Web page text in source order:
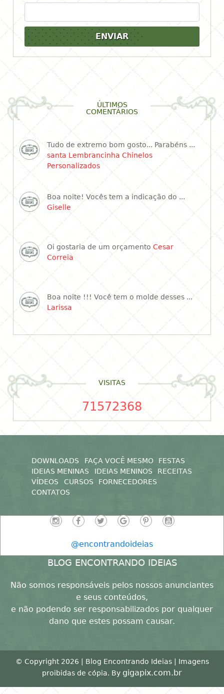
em seu e-mail
ENVIAR
ÚLTIMOS
COMENTÁRIOS
Tudo de extremo bom gosto... Parabéns ...
santa Lembrancinha Chinelos
Personalizados
Boa noite! Vocês tem a indicação do ...
Giselle
Oi gostaria de um orçamento
Cesar
Correia
Boa noite !!! Você tem o molde desses ...
Larissa
71572368
DOWNLOADS
@encontrandoideias
BLOG ENCONTRANDO IDEIAS
Não somos responsáveis pelos nossos anunciantes
e seus conteúdos,
e não podendo ser responsabilizados por qualquer
© Copyright 2026 | Blog Encontrando Ideias | Imagens
proibidas de cópia. Bygigapix.com.br